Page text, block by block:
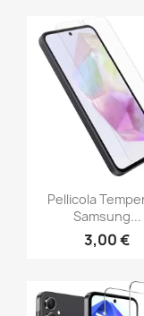
Pellicola
Samsung...
3,00 €